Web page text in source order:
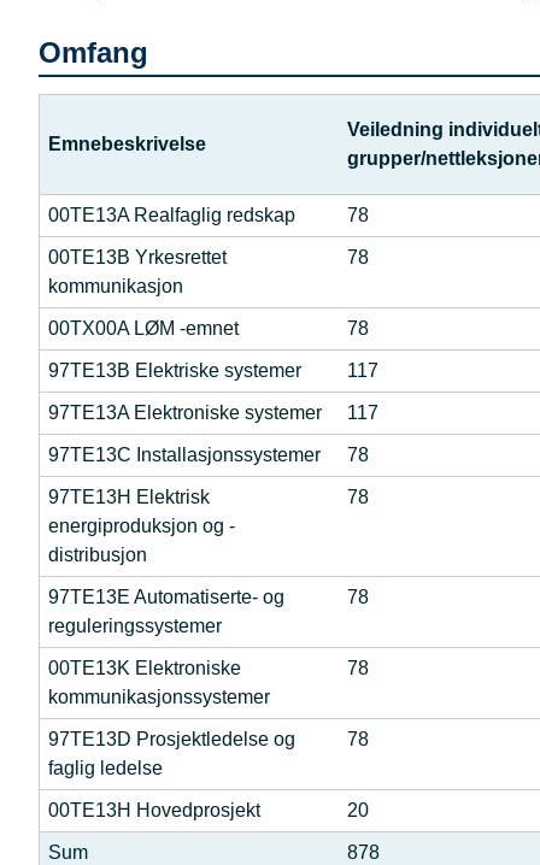
Omfang
Emnebeskrivelse
Veiledning
grupper/
00TE13A Realfaglig redskap 78
00TE13B Yrkesrettet
kommunikasjon
78
00TX00A LØM -emnet 78
97TE13B Elektriske systemer 117
97TE13A Elektroniske systemer 117
97TE13C Installasjonssystemer 78
97TE13H Elektrisk
energiproduksjon og -
distribusjon
78
97TE13E Automatiserte- og
reguleringssystemer
78
00TE13K Elektroniske
kommunikasjonssystemer
78
97TE13D Prosjektledelse og
faglig ledelse
78
00TE13H Hovedprosjekt 20
Sum 878